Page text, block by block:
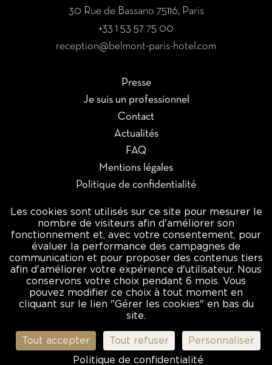
Réserver
I Prefer
30 Rue de Bassano 75116, Paris
+33 1 53 57 75 00
reception@belmont-paris-hotel.com
Presse
Je suis un professionnel
Contact
Actualités
FAQ
Mentions légales
Politique de confidentialité
Newsletter
×
Je m’inscris à la newsletter
Nom
Prénom
S'inscrire
Les cookies sont utilisés sur ce site pour mesurer le
nombre de visiteurs afin d'améliorer son
fonctionnement et, avec votre consentement, pour
évaluer la performance des campagnes de
communication et pour proposer des contenus tiers
afin d'améliorer votre expérience d'utilisateur. Nous
conservons votre choix pendant 6 mois. Vous
pouvez modifier ce choix à tout moment en
cliquant sur le lien "Gérer les cookies" en bas du
site.
Tout accepter Tout refuser
Personnaliser
Politique de confidentialité